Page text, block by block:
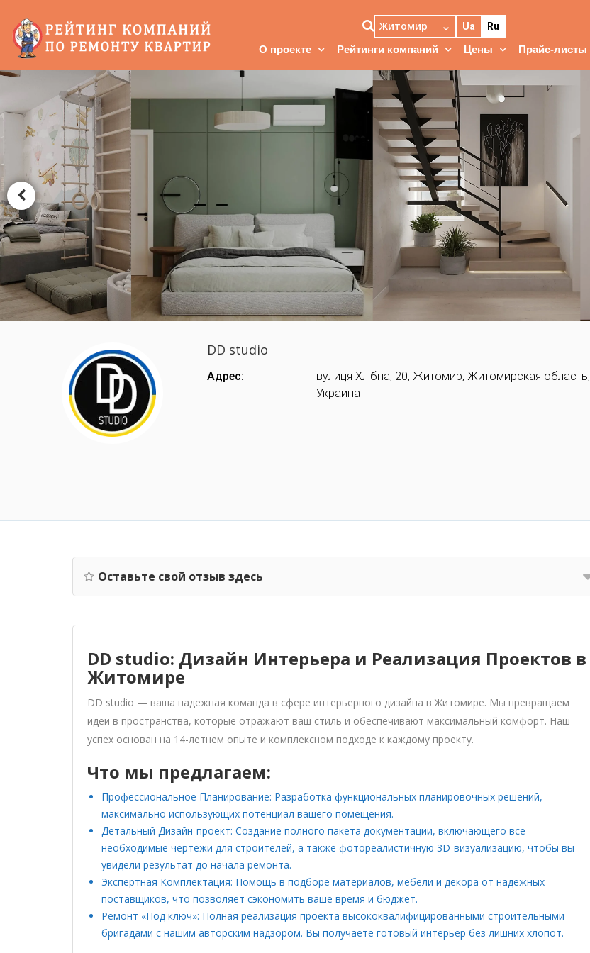
Житомир Ua Ru
О проекте Рейтинги компаний Цены Прайс-листы
DD studio
Адрес:
вулиця Хлібна, 20, Житомир, Житомирская область,
Украина
Оставьте свой отзыв здесь
DD studio: Дизайн Интерьера и Реализация Проектов в
Житомире
DD studio — ваша надежная команда в сфере интерьерного дизайна в Житомире. Мы превращаем
идеи в пространства, которые отражают ваш стиль и обеспечивают максимальный комфорт. Наш
успех основан на 14-летнем опыте и комплексном подходе к каждому проекту.
Что мы предлагаем:
Профессиональное Планирование: Разработка функциональных планировочных решений,
максимально использующих потенциал вашего помещения.
Детальный Дизайн-проект: Создание полного пакета документации, включающего все
необходимые чертежи для строителей, а также фотореалистичную 3D-визуализацию, чтобы вы
увидели результат до начала ремонта.
Экспертная Комплектация: Помощь в подборе материалов, мебели и декора от надежных
поставщиков, что позволяет сэкономить ваше время и бюджет.
Ремонт «Под ключ»: Полная реализация проекта высококвалифицированными строительными
бригадами с нашим авторским надзором. Вы получаете готовый интерьер без лишних хлопот.